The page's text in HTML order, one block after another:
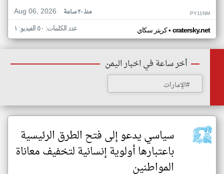
Aug 06, 2026
منذ ٢٠ ساعة PY11NM
كريتر سكاي• cratersky.net عدد الكلمات: ٥٠ الفيديو: ١
أخر ساعة في اخبار اليمن
#الإمارات
سياسي يدعو إلى فتح الطرق الرئيسية
باعتبارها أولوية إنسانية لتخفيف معاناة
المواطنين